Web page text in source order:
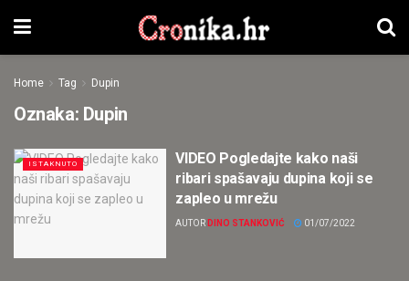
Home Tag Dupin
Oznaka: Dupin
ISTAKNUTO
VIDEO Pogledajte kako naši
ribari spašavaju dupina koji se
zapleo u mrežu
AUTOR DINO STANKOVIĆ 01/07/2022